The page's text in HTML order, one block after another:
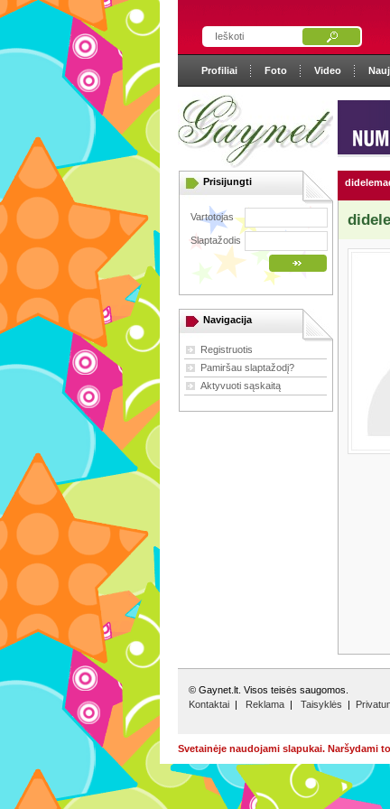
Profiliai Foto Video
Prisijungti
Vartotojas
Slaptažodis
Navigacija
Registruotis
Pamiršau slaptažodį?
Aktyvuoti sąskaitą
© Gaynet.lt. Visos teisės saugomos.
Kontaktai | Reklama | Taisyklės |
Svetainėje naudojami slapukai. Naršydami